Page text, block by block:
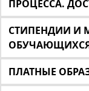
ПРОЦЕССА.
СТИПЕНДИИ И
ПЛАТНЫЕ